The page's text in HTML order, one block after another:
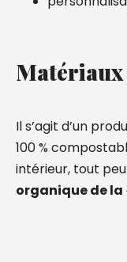
Matériaux
Il s’agit d’un
100 %
intérieur, tout
organique de la